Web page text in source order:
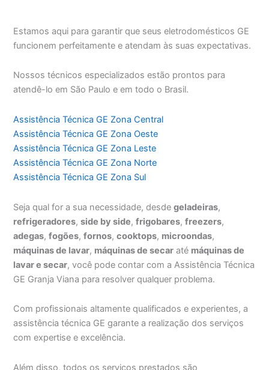
Estamos aqui para garantir que seus eletrodomésticos GE
funcionem perfeitamente e atendam às suas expectativas.
Nossos técnicos especializados estão prontos para
atendê-lo em São Paulo e em todo o Brasil.
Assistência Técnica GE Zona Central
Assistência Técnica GE Zona Oeste
Assistência Técnica GE Zona Leste
Assistência Técnica GE Zona Norte
Assistência Técnica GE Zona Sul
Seja qual for a sua necessidade, desdegeladeiras,
refrigeradores,side by side,frigobares,freezers,
adegas,fogões,fornos,cooktops, microondas,
máquinas de lavar, máquinas de secar até máquinas de
lavar e secar, você pode contar com a Assistência Técnica
GE Granja Viana para resolver qualquer problema.
Com profissionais altamente qualificados e experientes, a
assistência técnica GE garante a realização dos serviços
com expertise e excelência.
Além disso, todos os serviços prestados são